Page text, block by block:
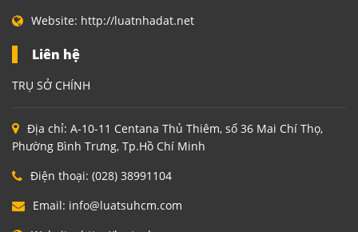
Website: http://luatnhadat.net
Liên hệ
TRỤ SỞ CHÍNH
Địa chỉ: A-10-11 Centana Thủ Thiêm, số 36 Mai Chí Thọ,
Phường Bình Trưng, Tp.Hồ Chí Minh
Điện thoại: (028) 38991104
Email: info@luatsuhcm.com